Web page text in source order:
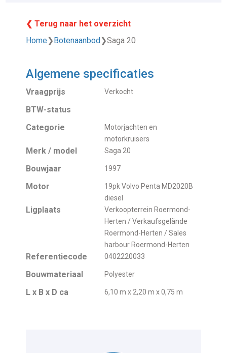
❮ Terug naar het overzicht
Home❯ Botenaanbod ❯Saga 20
Algemene specificaties
Vraagprijs Verkocht
BTW-status
Categorie
Motorjachten en
motorkruisers
Merk / model Saga 20
Bouwjaar 1997
Motor
19pk Volvo Penta MD2020B
diesel
Ligplaats
Verkoopterrein Roermond-
Herten / Verkaufsgelände
Roermond-Herten / Sales
harbour Roermond-Herten
Referentiecode 0402220033
Bouwmateriaal Polyester
L x B x D ca 6,10 m x 2,20 m x 0,75 m